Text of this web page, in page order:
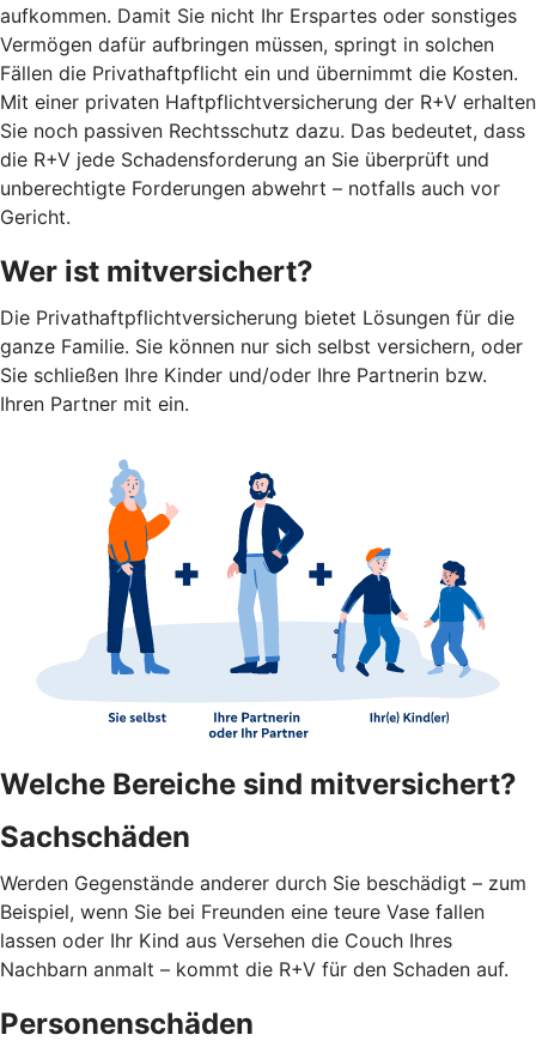
aufkommen. Damit Sie nicht Ihr Erspartes oder sonstiges
Vermögen dafür aufbringen müssen, springt in solchen
Fällen die Privathaftpflicht ein und übernimmt die Kosten.
Mit einer privaten Haftpflichtversicherung der R+V erhalten
Sie noch passiven Rechtsschutz dazu. Das bedeutet, dass
die R+V jede Schadensforderung an Sie überprüft und
unberechtigte Forderungen abwehrt – notfalls auch vor
Gericht.
Wer ist mitversichert?
Die Privathaftpflichtversicherung bietet Lösungen für die
ganze Familie. Sie können nur sich selbst versichern, oder
Sie schließen Ihre Kinder und/oder Ihre Partnerin bzw.
Ihren Partner mit ein.
Welche Bereiche sind mitversichert?
Sachschäden
Werden Gegenstände anderer durch Sie beschädigt – zum
Beispiel, wenn Sie bei Freunden eine teure Vase fallen
lassen oder Ihr Kind aus Versehen die Couch Ihres
Nachbarn anmalt – kommt die R+V für den Schaden auf.
Personenschäden